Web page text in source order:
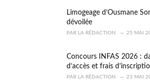
Limogeage d’Ousmane
dévoilée
PAR LA RÉDACTION 25 MAI
Concours INFAS 2026 :
d’accès et frais
PAR LA RÉDACTION 23 MAI